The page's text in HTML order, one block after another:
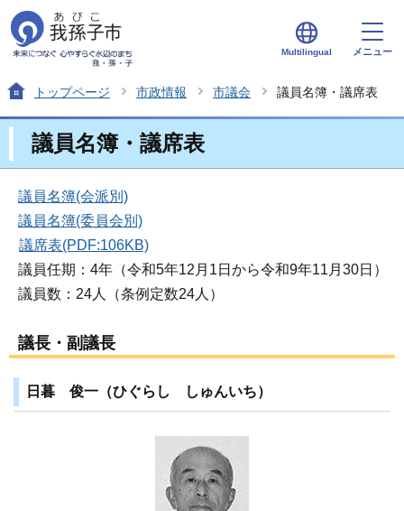
Multilingual メニュー
トップページ 市政情報 市議会 議員名簿・議席表
議員名簿・議席表
議員名簿(会派別)
議員名簿(委員会別)
議席表(PDF:106KB)
議員任期：4年（令和5年12月1日から令和9年11月30日）
議員数：24人（条例定数24人）
議長・副議長
日暮 俊一（ひぐらし しゅんいち）